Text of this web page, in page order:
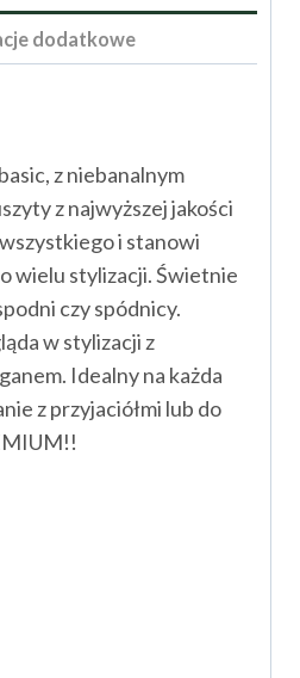
dodatkowe
z niebanalnym
z najwyższej jakości
i stanowi
wielu stylizacji. Świetnie
czy spódnicy.
w stylizacji z
Idealny na każda
z przyjaciółmi lub do